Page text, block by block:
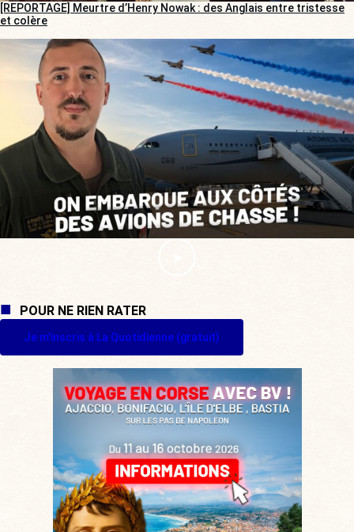
[REPORTAGE] Meurtre d’Henry Nowak : des Anglais entre tristesse
et colère
POUR NE RIEN RATER
Je m'inscris à La Quotidienne (gratuit)